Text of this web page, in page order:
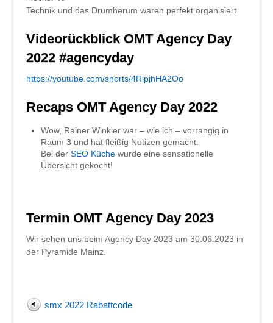
Technik und das Drumherum waren perfekt organisiert.
Videorückblick OMT Agency Day
2022 #agencyday
https://youtube.com/shorts/4RipjhHA2Oo
Recaps OMT Agency Day 2022
Wow, Rainer Winkler war – wie ich – vorrangig in
Raum 3 und hat fleißig Notizen gemacht.
Bei der SEO Küchewurde eine sensationelle
Übersicht gekocht!
Termin OMT Agency Day 2023
Wir sehen uns beim Agency Day 2023 am 30.06.2023 in
der Pyramide Mainz.
smx 2022 Rabattcode